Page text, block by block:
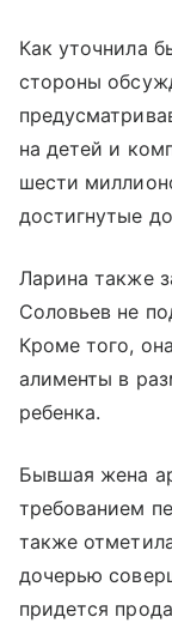
Как уточнила
стороны
на детей и
шести
достигнутые
Ларина также
Соловьев не
Кроме того,
алименты в
ребенка.
Бывшая жена
требованием
также
дочерью
придется